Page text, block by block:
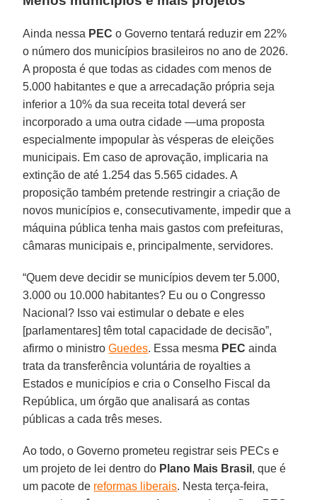
Ainda nessa PEC o Governo tentará reduzir em 22%
o número dos municípios brasileiros no ano de 2026.
A proposta é que todas as cidades com menos de
5.000 habitantes e que a arrecadação própria seja
inferior a 10% da sua receita total deverá ser
incorporado a uma outra cidade —uma proposta
especialmente impopular às vésperas de eleições
municipais. Em caso de aprovação, implicaria na
extinção de até 1.254 das 5.565 cidades. A
proposição também pretende restringir a criação de
novos municípios e, consecutivamente, impedir que a
máquina pública tenha mais gastos com prefeituras,
câmaras municipais e, principalmente, servidores.
“Quem deve decidir se municípios devem ter 5.000,
3.000 ou 10.000 habitantes? Eu ou o Congresso
Nacional? Isso vai estimular o debate e eles
[parlamentares] têm total capacidade de decisão”,
afirmo o ministroGuedes. Essa mesma PEC ainda
trata da transferência voluntária de royalties a
Estados e municípios e cria o Conselho Fiscal da
República, um órgão que analisará as contas
públicas a cada três meses.
Ao todo, o Governo prometeu registrar seis PECs e
um projeto de lei dentro do Plano Mais Brasil , que é
um pacote de reformas liberais. Nesta terça-feira,